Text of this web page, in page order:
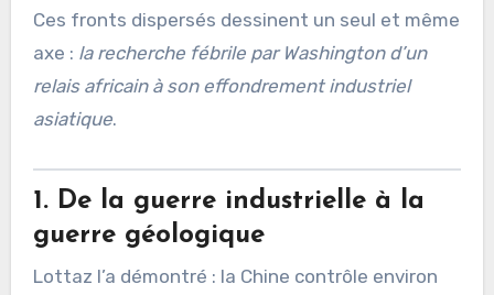
Ces fronts dispersés dessinent un seul et même
axe : la recherche fébrile par Washington d’un
relais africain à son effondrement industriel
asiatique.
1. De la guerre industrielle à la
guerre géologique
Lottaz l’a démontré : la Chine contrôle environ